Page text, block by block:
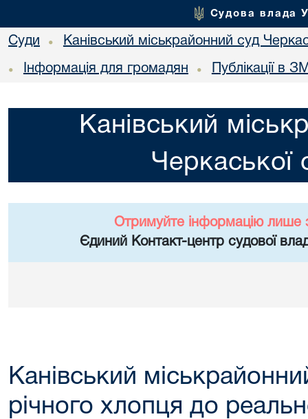
Судова влада
Суди • Канівський міськрайонний суд
• Інформація для громадян • Публікації в
Канівський
Черкаської
Отримуйте інформацію лише
Єдиний Контакт-центр судової
Канівський
річного хлопця до